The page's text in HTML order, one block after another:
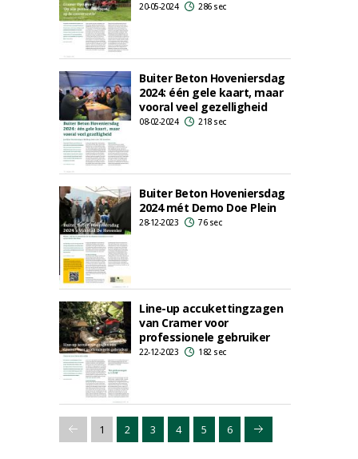
20-05-2024 286 sec
Buiter Beton Hoveniersdag
2024: één gele kaart, maar
vooral veel gezelligheid
08-02-2024 218 sec
Buiter Beton Hoveniersdag
2024 mét Demo Doe Plein
28-12-2023 76 sec
Line-up accukettingzagen
van Cramer voor
professionele gebruiker
22-12-2023 182 sec
1 2 3 4 5 6